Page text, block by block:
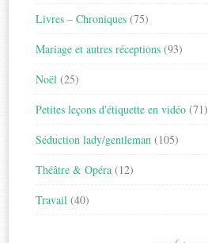
Livres – Chroniques (75)
Mariage et autres réceptions (93)
Noël (25)
Petites leçons d'étiquette en vidéo (71)
Séduction lady/gentleman (105)
Théâtre & Opéra (12)
Travail (40)